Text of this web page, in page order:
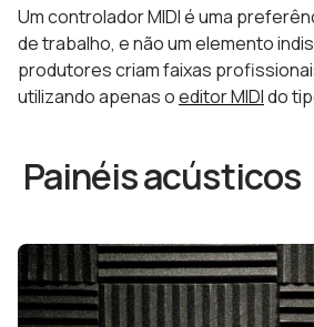
Um controlador MIDI é uma
de trabalho, e não um elemento
produtores criam faixas
utilizando apenas oeditor MIDIdo
Painéis acústicos